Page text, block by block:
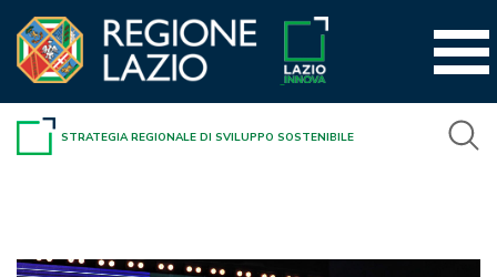
contenuto
STRATEGIA REGIONALE DI SVILUPPO SOSTENIBILE